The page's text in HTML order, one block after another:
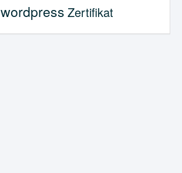
wordpress Zertifikat